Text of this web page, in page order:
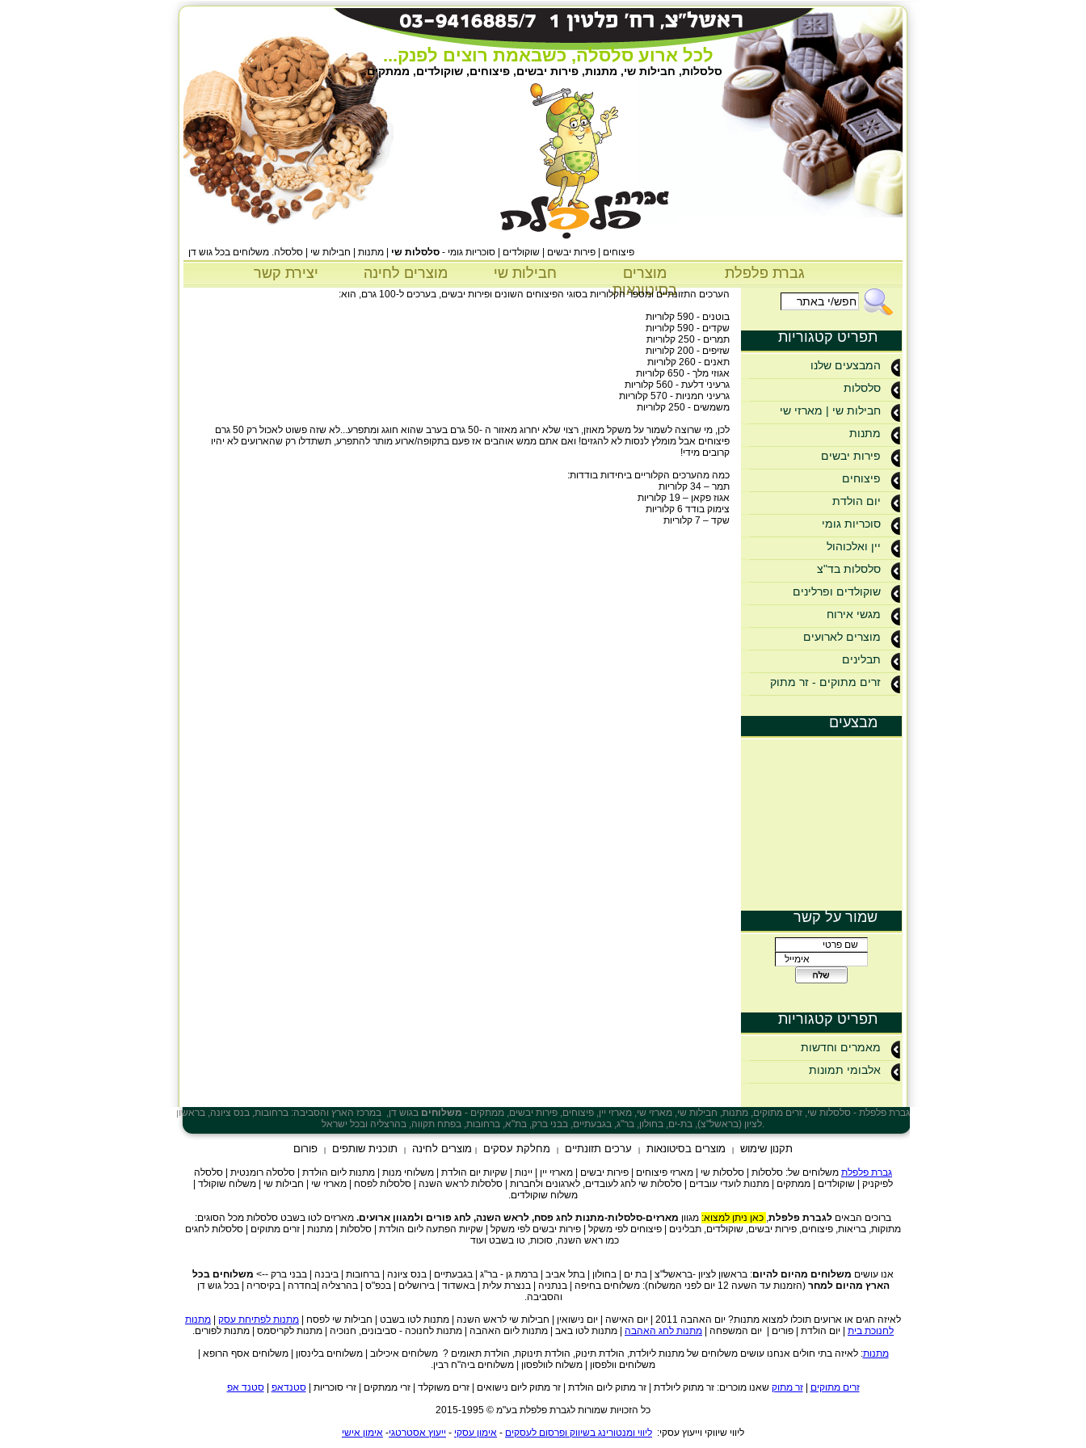
לכל ארוע סלסלה, כשבאמת רוצים לפנק...
סלסלות, חבילות שי, מתנות, פירות יבשים, פיצוחים, שוקולדים, ממתקים.
פיצוחים | פירות יבשים | שוקולדים | סוכריות גומי - סלסלות שי | מתנות | חבילות שי | סלסלה. משלוחים בכל גוש דן
גברת פלפלת
מוצרים
בסיטונאות
חבילות שי מוצרים לחינה יצירת קשר
הערכים התזונתיים ומספר הקלוריות בסוגי הפיצוחים השונים ופירות יבשים, בערכים ל-100 גרם, הוא:
בוטנים - 590 קלוריות
שקדים - 590 קלוריות
תמרים - 250 קלוריות
שזיפים - 200 קלוריות
תאנים - 260 קלוריות
אגוזי מלך - 650 קלוריות
גרעיני דלעת - 560 קלוריות
גרעיני חמניות - 570 קלוריות
משמשים - 250 קלוריות
לכן, מי שרוצה לשמור על משקל מאוזן, רצוי שלא יחרוג מאזור ה -50 גרם בערב שהוא חוגג ומתפרע...לא שזה פשוט לאכול רק 50 גרם
פיצוחים אבל מומלץ לנסות לא להגזים! ואם אתם ממש אוהבים אז פעם בתקופה/ארוע מותר להתפרע, תשתדלו רק שהארועים לא יהיו
קרובים מידי!
כמה מהערכים הקלוריים ביחידות בודדות:
תמר – 34 קלוריות
אגוז פקאן – 19 קלוריות
צימוק בודד 6 קלוריות
שקד – 7 קלוריות
תפריט קטגוריות
המבצעים שלנו
סלסלות
חבילות שי | מארזי שי
מתנות
פירות יבשים
פיצוחים
יום הולדת
סוכריות גומי
יין ואלכוהול
סלסלות בד"צ
שוקולדים ופרלינים
מגשי אירוח
מוצרים לארועים
תבלינים
זרים מתוקים - זר מתוק
מבצעים
שמור על קשר
תפריט קטגוריות
מאמרים וחדשות
אלבומי תמונות
גברת פלפלת - סלסלות שי, זרים מתוקים, מתנות, חבילות שי, מארזי שי, מארזי יין, פיצוחים, פירות יבשים, ממתקים - משלוחים בגוש דן, במרכז הארץ והסביבה: ברחובות, בנס ציונה, בראשון
לציון (בראשל"צ), בת-ים, בחולון, בר"ג, בגבעתיים, בבני ברק, בת"א , ברחובות, בפתח תקווה, בהרצליה ובכל ישראל.
תקנון שימוש מוצרים בסיטונאות ערכים תזונתיים מחלקת עסקים מוצרים לחינה תוכנית שותפים פורום
גברת פלפלת משלוחים של: סלסלות | סלסלות שי | מארזי פיצוחים | פירות יבשים | מארזי יין | יינות | שקיות יום הולדת | משלוחי מנות | מתנות ליום הולדת | סלסלה רומנטית | סלסלה
לפיקניק | שוקולדים | ממתקים | מתנות לועדי עובדים | סלסלות שי לחג לעובדים, לארגונים ולחברות | סלסלות לראש השנה | סלסלות לפסח | מארזי שי | חבילות שי | משלוח שוקולד |
משלוח שוקולדים.
ברוכים הבאים לגברת פלפלת, כאן ניתן למצוא: מגוון מארזים-סלסלות-מתנות לחג פסח, לראש השנה, לחג פורים ולמגוון ארועים. מארזים לטו בשבט סלסלות מכל הסוגים:
מתוקות, בריאות, פיצוחים, פירות יבשים, שוקולדים, תבלינים | פיצוחים לפי משקל | פירות יבשים לפי משקל | שקיות הפתעה ליום הולדת | סלסלות | מתנות | זרים מתוקים | סלסלות לחגים
כמו ראש השנה, סוכות, טו בשבט ועוד
אנו עושים משלוחים מהיום להיום: בראשון לציון -בראשל"צ | בת ים | בחולון | בתל אביב | ברמת גן - בר"ג | בגבעתיים | בנס ציונה | ברחובות | ביבנה | בבני ברק --> משלוחים בכל
הארץ מהיום למחר
(הזמנות עד השעה 12 יום לפני המשלוח): משלוחים בחיפה | בנתניה | בנצרת עלית | באשדוד | בירושלים | בכפ"ס | בהרצליה |בחדרה | בקיסריה | בכל גוש דן
והסביבה.
לאיזה חגים או ארועים תוכלו למצוא מתנות? יום האהבה 2011 | יום האישה | יום נישואין | חבילות שי לראש השנה | מתנות לטו בשבט | חבילות שי לפסח |
מתנות לפתיחת עסק
מתנות
לחנוכת בית | יום הולדת | פורים | יום המשפחה | מתנות לחג האהבה | מתנות לטו באב | מתנות ליום האהבה | מתנות לחנוכה - סביבונים, חנוכיה | מתנות לקריסמס | מתנות לפורים.
מתנות: לאיזה בתי חולים אנחנו עושים משלוחים של מתנות ליולדת, הולדת תינוק, הולדת תינוקת, הולדת תאומים ? משלוחים איכילוב | משלוחים בלינסון | משלוחים אסף הרופא |
משלוחים וולפסון | משלוח לוולפסון | משלוחים ביה"ח רבין.
זרים מתוקים
|זר מתוק שאנו מוכרים: זר מתוק ליולדת | זר מתוק ליום הולדת | זר מתוק ליום נישואים | זרים משוקלד | זרי ממתקים | זרי סוכריות |סטנדאפ |סטנד אפ
כל הזכויות שמורות לגברת פלפלת בע"מ © 2015-1995
ליווי שיווקי וייעוץ עסקי: ליווי ומנטורינג בשיווק ופרסום לעסקים - אימון עסקי - ייעוץ אסטרטגי- אימון אישי